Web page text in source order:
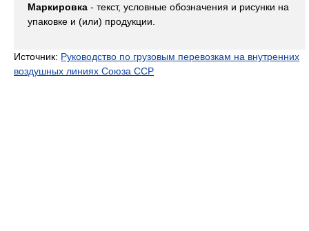
Маркировка - текст, условные обозначения и рисунки на
упаковке и (или) продукции.
Источник: Руководство по грузовым перевозкам на внутренних
воздушных линиях Союза ССР